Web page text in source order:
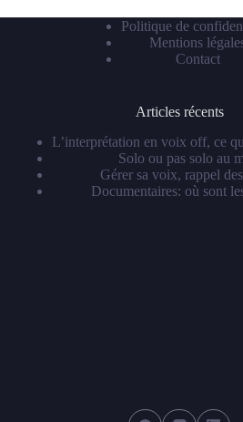
Politique de
Mentions
Contact
Articles récents
L’interprétation en voix off, ce
Solo ou pas solo au
Gérer sa voix, rappel
Documentaires: où sont